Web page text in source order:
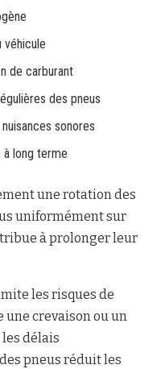
véhicule
de carburant
des pneus
sonores
à long terme
une rotation des
uniformément sur
à prolonger leur
les risques de
une crevaison ou un
délais
pneus réduit les